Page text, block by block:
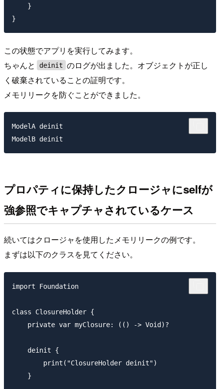
    }
この状態でアプリを実行してみます。
ちゃんと
deinit のログが出ました。オブジェクトが正し
く破棄されていることの証明です。
メモリリークを防ぐことができました。
ModelA deinit
プロパティに保持したクロージャにselfが
強参照でキャプチャされているケース
続いてはクロージャを使用したメモリリークの例です。
まずは以下のクラスを見てください。
import Foundation
class ClosureHolder {
    private var myClosure: (() -> Void)?
    deinit {
        print("ClosureHolder deinit")
    }